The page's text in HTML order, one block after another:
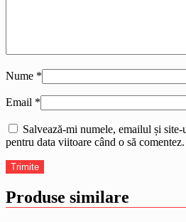
Nume *
Email *
Salvează-mi numele, emailul și
pentru data viitoare când o să comentez.
Produse similare